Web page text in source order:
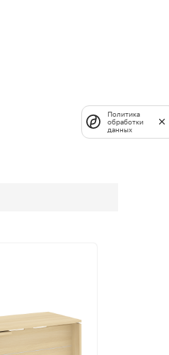
Политика
обработки
данных